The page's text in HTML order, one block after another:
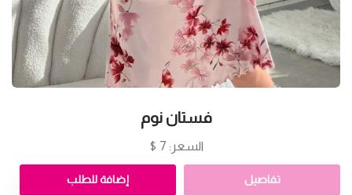
فستان نوم
السعر: 7 $
تفاصيل إضافة للطلب